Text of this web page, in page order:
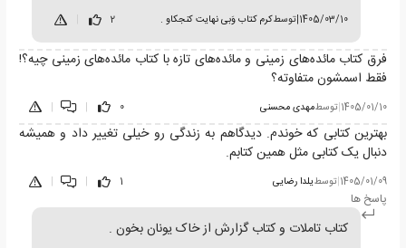
1405/03/10
|توسطکرم کتاب وَبی نهایت کنجکاو . 2
فرق کتاب مائده‌های زمینی و مائده‌های تازه با کتاب مائده‌های زمینی چیه؟!
فقط اسمشون متفاوته؟
1405/01/10
|توسطمهدی محسنی 0
|
|
بهترین کتابی که خوندم. دیدگاهم به زندگی رو خیلی تغییر داد و همیشه
دنبال یک کتابی مثل همین کتابم.
1405/01/09 توسطیلدا رضایی 1
پاسخ ها
کتاب تاملات و کتاب گزارش از خاک یونان بخون .